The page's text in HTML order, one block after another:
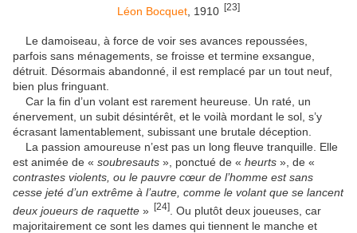
Léon Bocquet , 1910 [23]
Le damoiseau, à force de voir ses avances repoussées,
parfois sans ménagements, se froisse et termine exsangue,
détruit. Désormais abandonné, il est remplacé par un tout neuf,
bien plus fringuant.
Car la fin d’un volant est rarement heureuse. Un raté, un
énervement, un subit désintérêt, et le voilà mordant le sol, s’y
écrasant lamentablement, subissant une brutale déception.
La passion amoureuse n’est pas un long fleuve tranquille. Elle
est animée de « soubresauts », ponctué de « heurts », de «
contrastes violents, ou le pauvre cœur de l’homme est sans
cesse jeté d’un extrême à l’autre, comme le volant que se lancent
deux joueurs de raquette » [24]
. Ou plutôt deux joueuses, car
majoritairement ce sont les dames qui tiennent le manche et